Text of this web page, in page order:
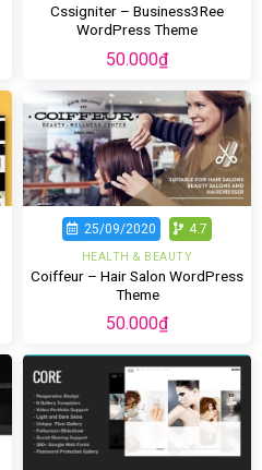
Cssigniter – Business3Ree
WordPress Theme
50.000₫
25/09/2020 4.7
HEALTH & BEAUTY
Coiffeur – Hair Salon WordPress
Theme
50.000₫